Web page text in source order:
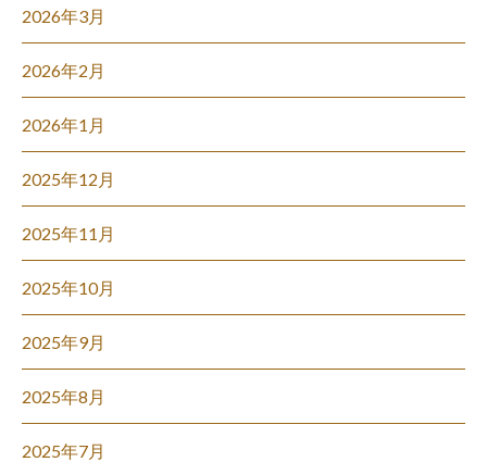
2026年3月
2026年2月
2026年1月
2025年12月
2025年11月
2025年10月
2025年9月
2025年8月
2025年7月